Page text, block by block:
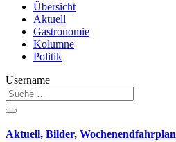
Übersicht
Aktuell
Gastronomie
Kolumne
Politik
Username
Aktuell, Bilder, Wochenendfahrplan